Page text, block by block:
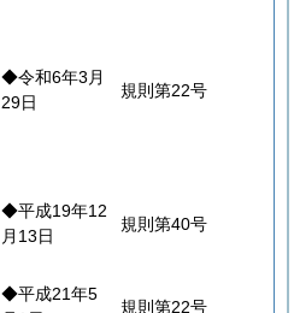
◆令和6年3月
29日
規則第22号
◆平成19年12
月13日
規則第40号
◆平成21年5
規則第22号